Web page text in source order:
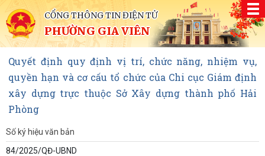
CỔNG THÔNG TIN ĐIỆN TỬ
PHƯỜNG GIA VIÊN
Quyết định quy định vị trí, chức năng, nhiệm vụ,
quyền hạn và cơ cấu tổ chức của Chi cục Giám định
xây dựng trực thuộc Sở Xây dựng thành phố Hải
Phòng
Số ký hiệu văn bản
84/2025/QĐ-UBND